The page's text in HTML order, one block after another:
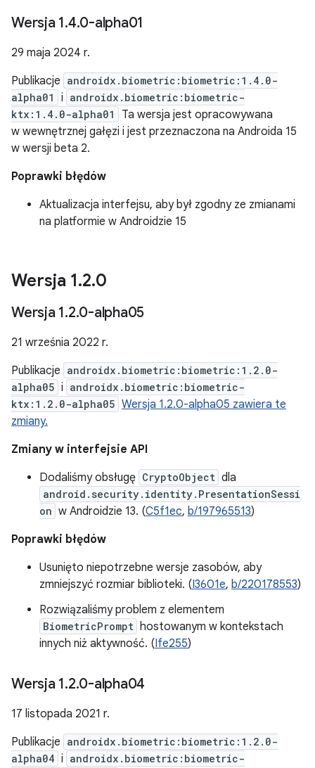
Wersja 1.4.0-alpha01
29 maja 2024 r.
Publikacje androidx.biometric:biometric:1.4.0-
alpha01
i androidx.biometric:biometric-
ktx:1.4.0-alpha01
Ta wersja jest opracowywana
w wewnętrznej gałęzi i jest przeznaczona na Androida 15
w wersji beta 2.
Poprawki błędów
Aktualizacja interfejsu, aby był zgodny ze zmianami
na platformie w Androidzie 15
Wersja 1.2.0
Wersja 1.2.0-alpha05
21 września 2022 r.
Publikacje androidx.biometric:biometric:1.2.0-
alpha05 i androidx.biometric:biometric-
ktx:1.2.0-alpha05 Wersja 1.2.0-alpha05 zawiera te
zmiany.
Zmiany w interfejsie API
Dodaliśmy obsługę CryptoObject dla
android.security.identity.PresentationSessi
on w Androidzie 13. (C5f1ec, b/197965513)
Poprawki błędów
Usunięto niepotrzebne wersje zasobów, aby
zmniejszyć rozmiar biblioteki. (I3601e, b/220178553)
Rozwiązaliśmy problem z elementem
BiometricPrompt hostowanym w kontekstach
innych niż aktywność. (Ife255)
Wersja 1.2.0-alpha04
17 listopada 2021 r.
Publikacje androidx.biometric:biometric:1.2.0-
alpha04 i androidx.biometric:biometric-